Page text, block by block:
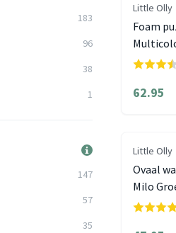
183
96
38
1
147
57
35
Little Olly
Foam
62.95
Little Olly
Ovaal
Milo